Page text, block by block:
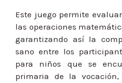
Este juego permite
las operaciones
garantizando así la
sano entre los
para niños que se
primaria de la